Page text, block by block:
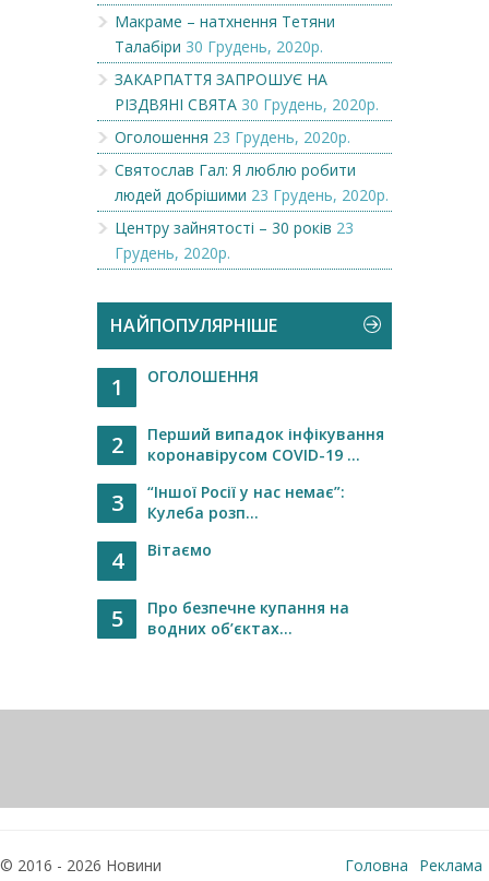
Макраме – натхнення Тетяни
Талабіри 30 Грудень, 2020р.
ЗАКАРПАТТЯ ЗАПРОШУЄ НА
РІЗДВЯНІ СВЯТА 30 Грудень, 2020р.
Оголошення 23 Грудень, 2020р.
Святослав Гал: Я люблю робити
людей добрішими 23 Грудень, 2020р.
Центру зайнятості – 30 років 23
Грудень, 2020р.
НАЙПОПУЛЯРНІШЕ
1 ОГОЛОШЕННЯ
2
Перший випадок інфікування
коронавірусом COVID-19 ...
3
“Іншої Росії у нас немає”:
Кулеба розп...
4 Вітаємо
5
Про безпечне купання на
водних об’єктах...
© 2016 - 2026 Новини
Головна
Реклама